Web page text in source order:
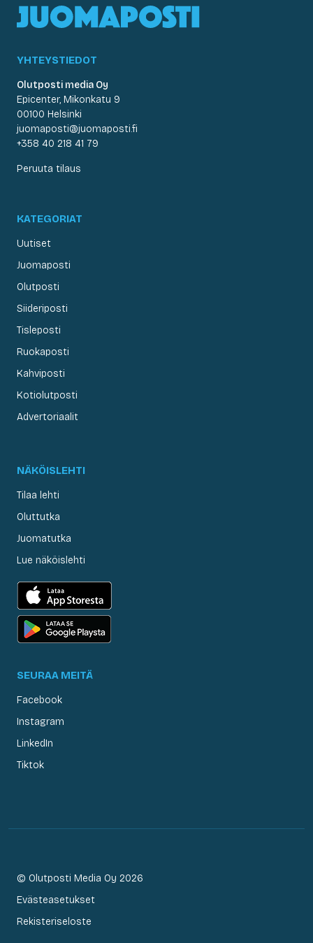
YHTEYSTIEDOT
Olutposti media Oy
Epicenter, Mikonkatu 9
00100 Helsinki
juomaposti@juomaposti.fi
+358 40 218 41 79
Peruuta tilaus
KATEGORIAT
Uutiset
Juomaposti
Olutposti
Siideriposti
Tisleposti
Ruokaposti
Kahviposti
Kotiolutposti
Advertoriaalit
NÄKÖISLEHTI
Tilaa lehti
Oluttutka
Juomatutka
Lue näköislehti
SEURAA MEITÄ
Facebook
Instagram
LinkedIn
Tiktok
© Olutposti Media Oy 2026
Evästeasetukset
Rekisteriseloste